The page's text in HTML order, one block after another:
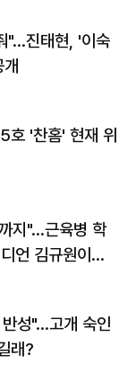
"…진태현, '이숙
호 '찬홈' 현재 위
지"…근육병 학
언 김규원이었
성"…고개 숙인
래?